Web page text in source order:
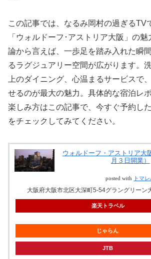
この記事では、なるみ岡村の過ぎるTV
「ウォルドーフ･アストリア大阪」の
論から言えば、一歩足を踏み入れた瞬
るラグジュアリー空間が広がります。
上のダイニング、心温まるサービスで
せるのが最大の魅力。具体的な宿泊レ
楽しみ方はこの記事で、今すぐ予約し
をチェックしてみてください。
ウォルドーフ・アストリア大
月３日開業）
posted with トマ
大阪府大阪市北区大深町5-54グラングリーン
楽天トラベル
じゃらん
JTB